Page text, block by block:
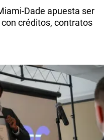
Dade apuesta ser
créditos, contratos